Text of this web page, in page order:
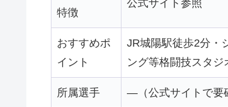
特徴
公式サイト参照
おすすめポ
イント
JR城陽駅徒歩2分・
ング等格闘技スタジ
所属選手 —（公式サイトで要